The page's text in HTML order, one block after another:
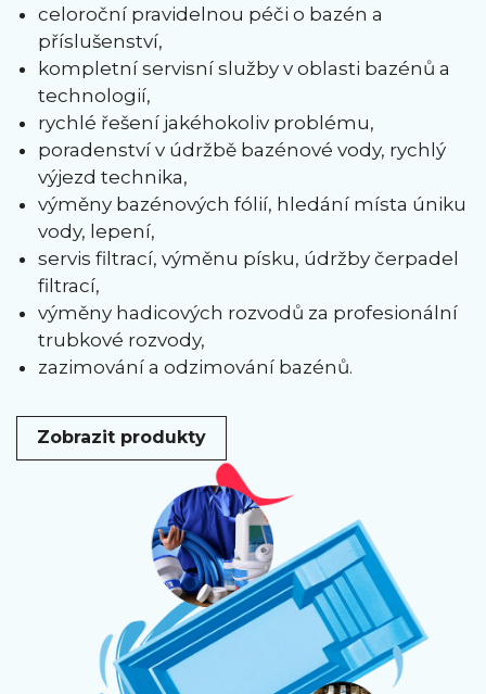
celoroční pravidelnou péči o bazén a
příslušenství,
kompletní servisní služby v oblasti bazénů a
technologií,
rychlé řešení jakéhokoliv problému,
poradenství v údržbě bazénové vody, rychlý
výjezd technika,
výměny bazénových fólií, hledání místa úniku
vody, lepení,
servis filtrací, výměnu písku, údržby čerpadel
filtrací,
výměny hadicových rozvodů za profesionální
trubkové rozvody,
zazimování a odzimování bazénů.
Zobrazit produkty